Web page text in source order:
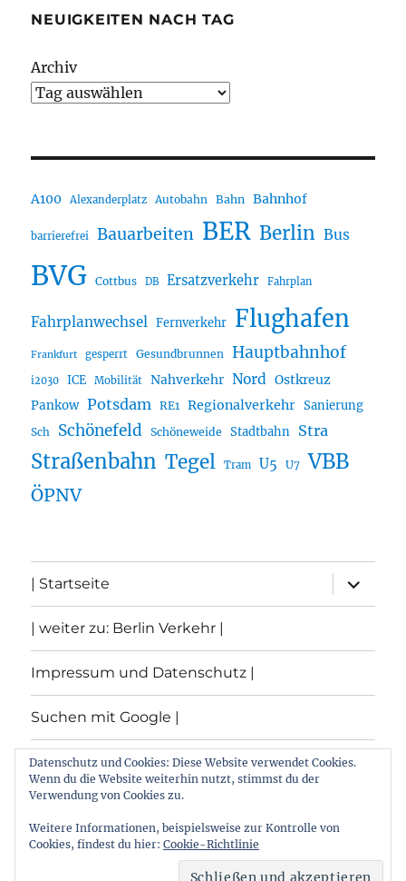
NEUIGKEITEN NACH TAG
Archiv
A100 Alexanderplatz Autobahn Bahn Bahnhof
barrierefrei Bauarbeiten BER Berlin Bus
BVG Cottbus DB Ersatzverkehr Fahrplan
Fahrplanwechsel Fernverkehr Flughafen
Frankfurt gesperrt Gesundbrunnen Hauptbahnhof
i2030 ICE Mobilität Nahverkehr Nord Ostkreuz
Pankow Potsdam RE1 Regionalverkehr Sanierung
Sch Schönefeld Schöneweide Stadtbahn Stra
Straßenbahn Tegel Tram U5 U7 VBB
ÖPNV
| Startseite
öffnen
| weiter zu: Berlin Verkehr |
Impressum und Datenschutz |
Suchen mit Google |
Themen
Archiv von: Berlin:Verkehr
Stolz präsentiert von
Datenschutz und Cookies: Diese Website verwendet Cookies.
Wenn du die Website weiterhin nutzt, stimmst du der
Verwendung von Cookies zu.
Weitere Informationen, beispielsweise zur Kontrolle von
Cookies, findest du hier: Cookie-Richtlinie